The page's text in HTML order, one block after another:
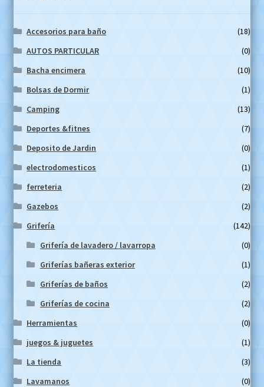
Accesorios para baño
(18)
AUTOS PARTICULAR
(0)
Bacha encimera
(10)
Bolsas de Dormir
(1)
Camping
(13)
Deportes &fitnes
(7)
Deposito de Jardin
(0)
electrodomesticos
(1)
ferreteria
(2)
Gazebos
(2)
Grifería
(142)
Grifería de lavadero / lavarropa
(0)
Griferías bañeras exterior
(1)
Griferías de baños
(2)
Griferías de cocina
(2)
Herramientas
(0)
juegos & juguetes
(1)
La tienda
(3)
Lavamanos
(0)